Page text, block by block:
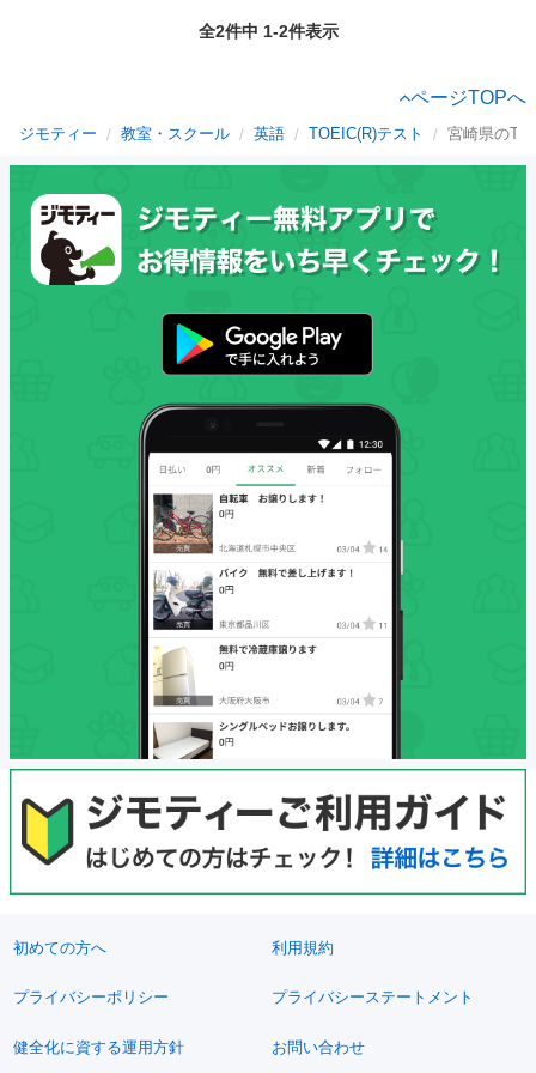
全2件中 1-2件表示
ページTOPへ
ジモティー 教室・スクール 英語 TOEIC(R)テスト 宮崎県の
初めての方へ 利用規約
プライバシーポリシー プライバシーステートメント
健全化に資する運用方針 お問い合わせ